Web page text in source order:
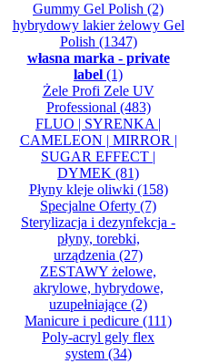
Gummy Gel Polish (2)
hybrydowy lakier żelowy Gel
Polish (1347)
własna marka - private
label (1)
Żele Profi Zele UV
Professional (483)
FLUO | SYRENKA |
CAMELEON | MIRROR |
SUGAR EFFECT |
DYMEK (81)
Płyny kleje oliwki (158)
Specjalne Oferty (7)
Sterylizacja i dezynfekcja -
płyny, torebki,
urządzenia (27)
ZESTAWY żelowe,
akrylowe, hybrydowe,
uzupełniające (2)
Manicure i pedicure (111)
Poly-acryl gely flex
system(34)